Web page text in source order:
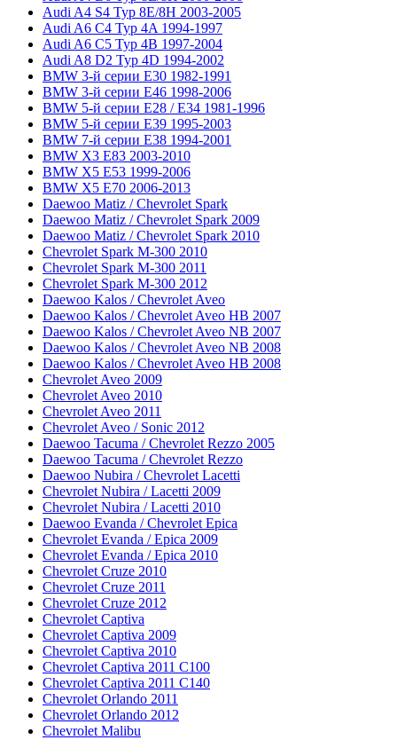
Audi A4 S4 Typ 8E/8H 2003-2005
Audi A6 C4 Typ 4A 1994-1997
Audi A6 C5 Typ 4B 1997-2004
Audi A8 D2 Typ 4D 1994-2002
BMW 3-й серии E30 1982-1991
BMW 3-й серии E46 1998-2006
BMW 5-й серии E28 / E34 1981-1996
BMW 5-й серии E39 1995-2003
BMW 7-й серии E38 1994-2001
BMW X3 E83 2003-2010
BMW X5 E53 1999-2006
BMW X5 E70 2006-2013
Daewoo Matiz / Chevrolet Spark
Daewoo Matiz / Chevrolet Spark 2009
Daewoo Matiz / Chevrolet Spark 2010
Chevrolet Spark M-300 2010
Chevrolet Spark M-300 2011
Chevrolet Spark M-300 2012
Daewoo Kalos / Chevrolet Aveo
Daewoo Kalos / Chevrolet Aveo HB 2007
Daewoo Kalos / Chevrolet Aveo NB 2007
Daewoo Kalos / Chevrolet Aveo NB 2008
Daewoo Kalos / Chevrolet Aveo HB 2008
Chevrolet Aveo 2009
Chevrolet Aveo 2010
Chevrolet Aveo 2011
Chevrolet Aveo / Sonic 2012
Daewoo Tacuma / Chevrolet Rezzo 2005
Daewoo Tacuma / Chevrolet Rezzo
Daewoo Nubira / Chevrolet Lacetti
Chevrolet Nubira / Lacetti 2009
Chevrolet Nubira / Lacetti 2010
Daewoo Evanda / Chevrolet Epica
Chevrolet Evanda / Epica 2009
Chevrolet Evanda / Epica 2010
Chevrolet Cruze 2010
Chevrolet Cruze 2011
Chevrolet Cruze 2012
Chevrolet Captiva
Chevrolet Captiva 2009
Chevrolet Captiva 2010
Chevrolet Captiva 2011 C100
Chevrolet Captiva 2011 C140
Chevrolet Orlando 2011
Chevrolet Orlando 2012
Chevrolet Malibu